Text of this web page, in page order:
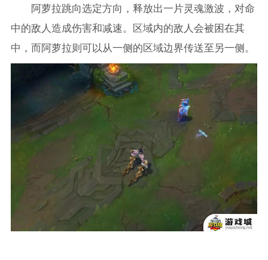
阿萝拉跳向选定方向，释放出一片灵魂激波，对命
中的敌人造成伤害和减速。区域内的敌人会被困在其
中，而阿萝拉则可以从一侧的区域边界传送至另一侧。